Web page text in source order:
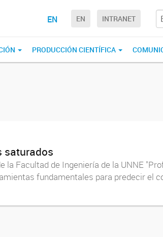
EN EN INTRANET
PRODUCCIÓN CIENTÍFICA
saturados
la Facultad de Ingeniería de la UNNE
fundamentales para predecir el